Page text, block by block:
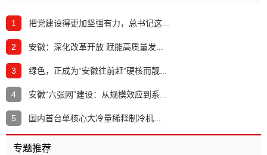
1 把党建设得更加坚强有力，总书记这...
2 安徽：深化改革开放 赋能高质量发...
3 绿色，正成为“安徽往前赶”硬核而靓...
4 安徽“六张网”建设：从规模效应到系...
5 国内首台单核心大冷量稀释制冷机...
专题推荐